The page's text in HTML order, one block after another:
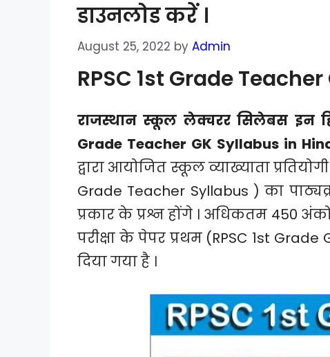
डाउनलोड करें ।
August 25, 2022 by Admin
RPSC 1st Grade
राजस्थान स्कूल लेक्चरर सिलेबस इन
Grade Teacher GK Syllabus in
द्वारा आयोजित स्कूल व्याख्याता
Grade Teacher Syllabus ) का
प्रकार के प्रश्न होंगे । अधिकतम 450
परीक्षा के पेपर प्रथम (RPSC 1st
दिया गया है ।